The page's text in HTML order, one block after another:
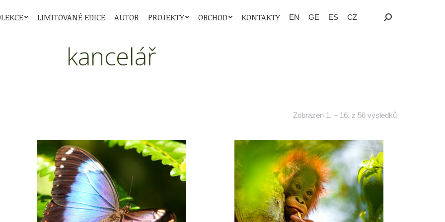
LIMITOVANÉ EDICE AUTOR PROJEKTY OBCHOD KONTAKTY EN GE ES CZ Search:
kancelář
Zobrazen 1. – 16. z 56 výsledků